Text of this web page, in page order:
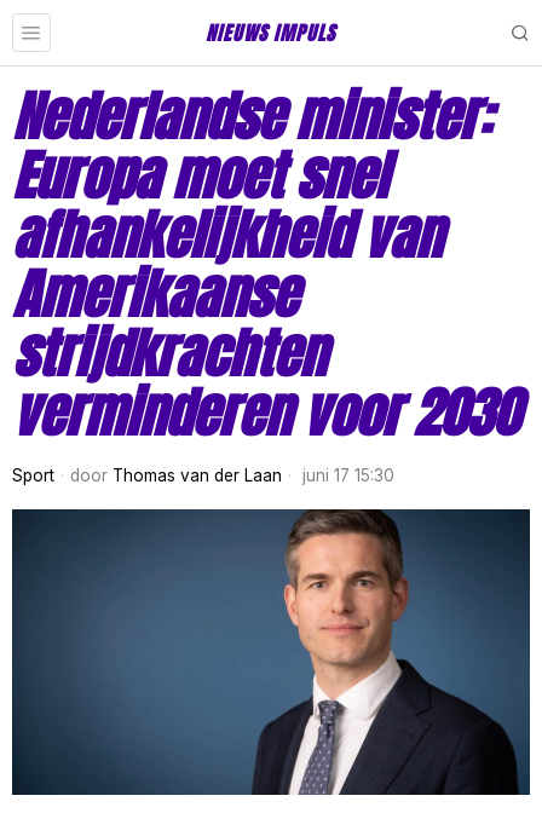
NIEUWS IMPULS
Nederlandse minister:
Europa moet snel
afhankelijkheid van
Amerikaanse
strijdkrachten
verminderen voor 2030
Sport door Thomas van der Laan juni 17 15:30